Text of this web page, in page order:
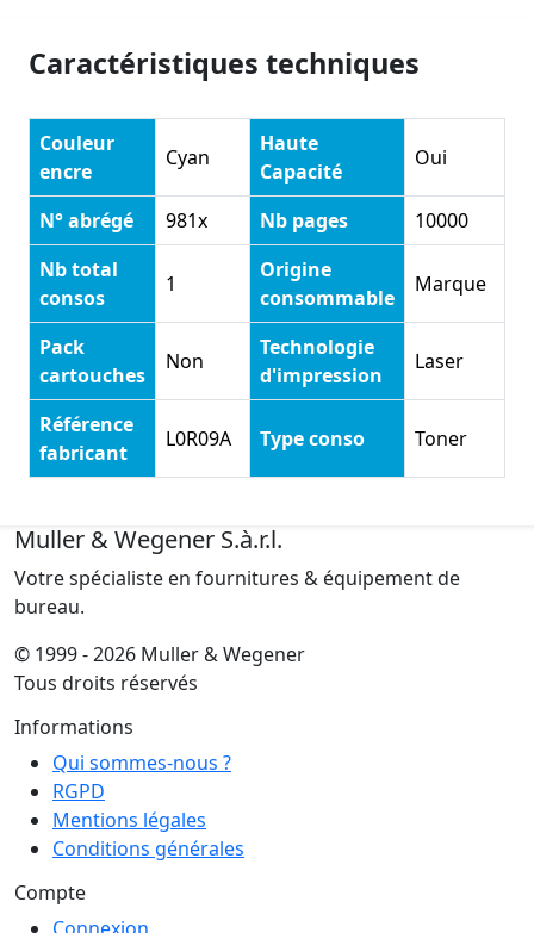
Caractéristiques techniques
Couleur
encre
Cyan
Haute
Capacité
Oui
N° abrégé 981x Nb pages
10000
Nb total
consos
1
Origine
consommable
Marque
Pack
cartouches
Non
Technologie
d'impression
Laser
Référence
fabricant
L0R09A Type conso Toner
Muller & Wegener S.à.r.l.
Votre spécialiste en fournitures & équipement de
bureau.
© 1999 - 2026 Muller & Wegener
Tous droits réservés
Informations
Qui sommes-nous ?
RGPD
Mentions légales
Conditions générales
Compte